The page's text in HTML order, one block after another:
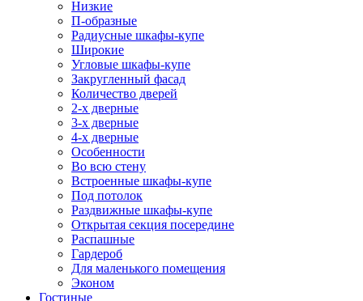
Низкие
П-образные
Радиусные шкафы-купе
Широкие
Угловые шкафы-купе
Закругленный фасад
Количество дверей
2-х дверные
3-х дверные
4-х дверные
Особенности
Во всю стену
Встроенные шкафы-купе
Под потолок
Раздвижные шкафы-купе
Открытая секция посередине
Распашные
Гардероб
Для маленького помещения
Эконом
Гостиные